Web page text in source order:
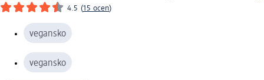
4.5 (15 ocen)
vegansko
vegansko